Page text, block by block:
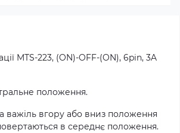
MTS-223, (ON)-OFF-(ON), 6pin, 3A
положення.
важіль вгору або вниз положення
в середнє положення.